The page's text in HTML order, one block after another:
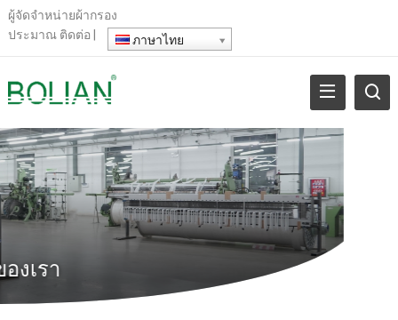
ผู้จัดจําหน่ายผ้ากรอง
ประมาณ ติดต่อ ภาษาไทย
งเรา